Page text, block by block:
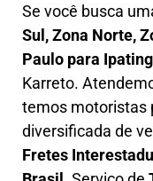
Se você busca
Sul, Zona Norte,
Paulo para
Karreto.
temos motoristas
diversificada de
Fretes